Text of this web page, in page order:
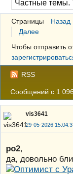
Страницы Назад
Далее
Чтобы отправить
RSS
Сообщений с 1
vis3641
29-05-2026
po2,
да, довольно